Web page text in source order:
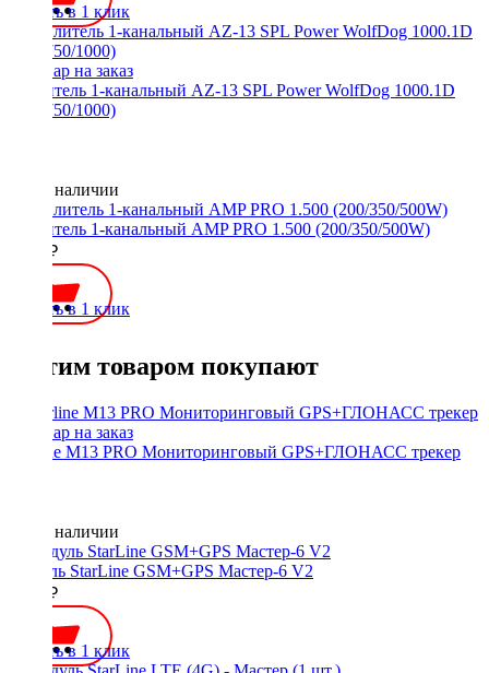
Купить в 1 клик
Усилитель 1-канальный AZ-13 SPL Power WolfDog 1000.1D
(500/750/1000)
Нет в наличии
Усилитель 1-канальный AMP PRO 1.500 (200/350/500W)
5990 ₽
Купить в 1 клик
С этим товаром покупают
Starline M13 PRO Мониторинговый GPS+ГЛОНАСС трекер
Нет в наличии
Модуль StarLine GSM+GPS Мастер-6 V2
8740 ₽
Купить в 1 клик